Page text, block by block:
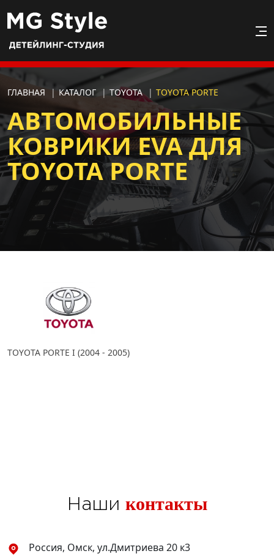
ГЛАВНАЯ | КАТАЛОГ | TOYOTA | TOYOTA PORTE
АВТОМОБИЛЬНЫЕ
КОВРИКИ EVA ДЛЯ
TOYOTA PORTE
TOYOTA PORTE I (2004 - 2005)
Наши контакты
Россия, Омск, ул.Дмитриева 20 к3